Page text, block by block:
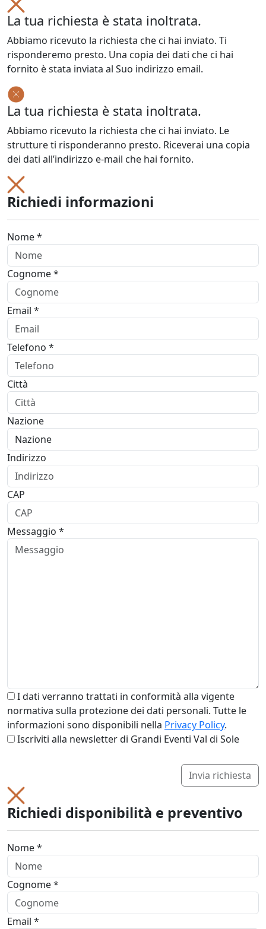
La tua richiesta è stata inoltrata.
Abbiamo ricevuto la richiesta che ci hai inviato. Ti
risponderemo presto. Una copia dei dati che ci hai
fornito è stata inviata al Suo indirizzo email.
La tua richiesta è stata inoltrata.
Abbiamo ricevuto la richiesta che ci hai inviato. Le
strutture ti risponderanno presto. Riceverai una copia
dei dati all’indirizzo e-mail che hai fornito.
Richiedi informazioni
Nome *
Cognome *
Email *
Telefono *
Città
Nazione
Indirizzo
CAP
Messaggio *
I dati verranno trattati in conformità alla vigente
normativa sulla protezione dei dati personali. Tutte le
informazioni sono disponibili nella Privacy Policy.
Iscriviti alla newsletter di Grandi Eventi Val di Sole
Invia richiesta
Richiedi disponibilità e preventivo
Nome *
Cognome *
Email *